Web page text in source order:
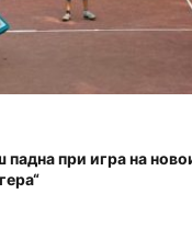
падна при игра на